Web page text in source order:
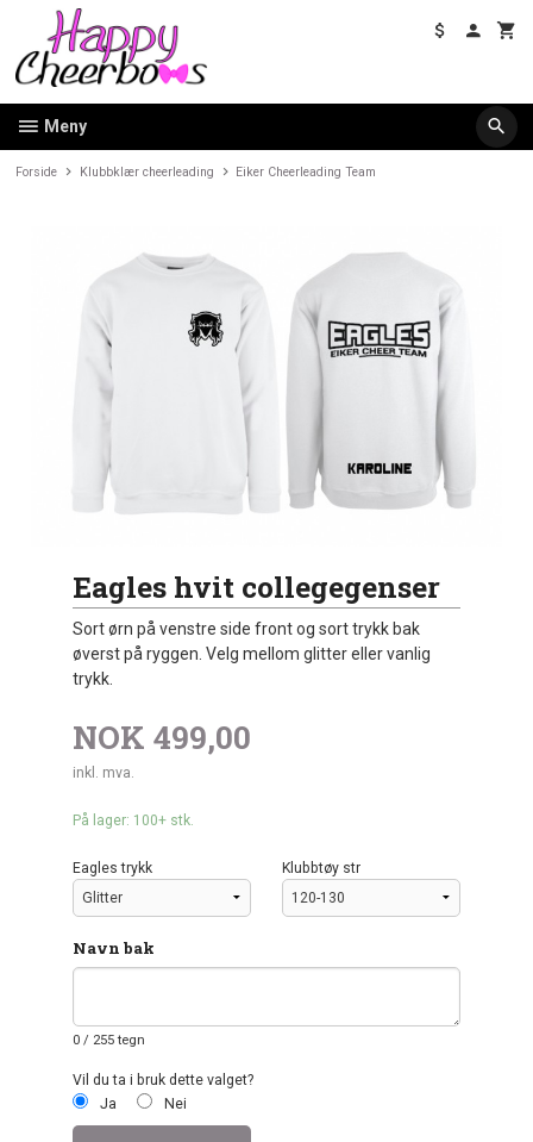
innholdet
Meny
Forside Klubbklær cheerleading Eiker Cheerleading Team
Eagles hvit collegegenser
Sort ørn på venstre side front og sort trykk bak
øverst på ryggen. Velg mellom glitter eller vanlig
trykk.
NOK 499,00
inkl. mva.
På lager: 100+ stk.
Eagles trykk Klubbtøy str
Navn bak
0 / 255 tegn
Vil du ta i bruk dette valget?
Ja
Nei